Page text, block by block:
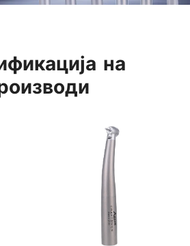
на